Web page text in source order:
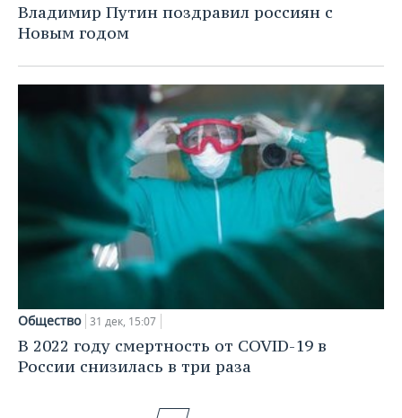
Владимир Путин поздравил россиян с
Новым годом
Общество 31 дек, 15:07
В 2022 году смертность от COVID-19 в
России снизилась в три раза